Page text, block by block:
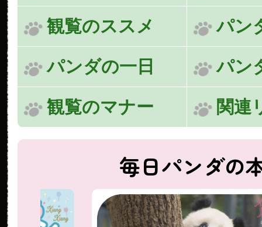
観覧のススメ パン
パンダの一日 パン
観覧のマナー 関連
毎日パンダの